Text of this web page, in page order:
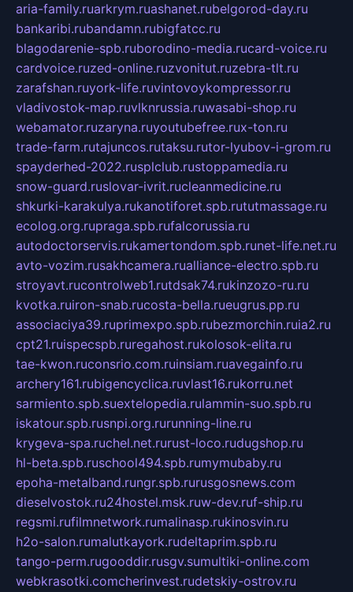
aria-family.ruarkrym.ruashanet.rubelgorod-day.ru
bankaribi.rubandamn.rubigfatcc.ru
blagodarenie-spb.ruborodino-media.rucard-voice.ru
cardvoice.ruzed-online.ruzvonitut.ruzebra-tlt.ru
zarafshan.ruyork-life.ruvintovoykompressor.ru
vladivostok-map.ruvlknrussia.ruwasabi-shop.ru
webamator.ruzaryna.ruyoutubefree.rux-ton.ru
trade-farm.rutajuncos.rutaksu.rutor-lyubov-i-grom.ru
spayderhed-2022.rusplclub.rustoppamedia.ru
snow-guard.ruslovar-ivrit.rucleanmedicine.ru
shkurki-karakulya.rukanotiforet.spb.rututmassage.ru
ecolog.org.rupraga.spb.rufalcorussia.ru
autodoctorservis.rukamertondom.spb.runet-life.net.ru
avto-vozim.rusakhcamera.rualliance-electro.spb.ru
stroyavt.rucontrolweb1.rutdsak74.rukinzozo-ru.ru
kvotka.ruiron-snab.rucosta-bella.rueugrus.pp.ru
associaciya39.ruprimexpo.spb.rubezmorchin.ruia2.ru
cpt21.ruispecspb.ruregahost.rukolosok-elita.ru
tae-kwon.ruconsrio.com.ruinsiam.ruavegainfo.ru
archery161.rubigencyclica.ruvlast16.rukorru.net
sarmiento.spb.suextelopedia.rulammin-suo.spb.ru
iskatour.spb.rusnpi.org.rurunning-line.ru
krygeva-spa.ruchel.net.rurust-loco.rudugshop.ru
hl-beta.spb.ruschool494.spb.rumymubaby.ru
epoha-metalband.rungr.spb.rurusgosnews.com
dieselvostok.ru24hostel.msk.ruw-dev.ruf-ship.ru
regsmi.rufilmnetwork.rumalinasp.rukinosvin.ru
h2o-salon.rumalutkayork.rudeltaprim.spb.ru
tango-perm.rugooddir.rusgv.sumultiki-online.com
webkrasotki.comcherinvest.rudetskiy-ostrov.ru